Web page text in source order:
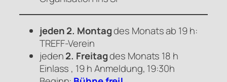
jeden 2. Montagdes Monats ab 19 h:
TREFF-Verein
jeden2. Freitagdes Monats 18 h
Einlass , 19 h Anmeldung, 19:30h